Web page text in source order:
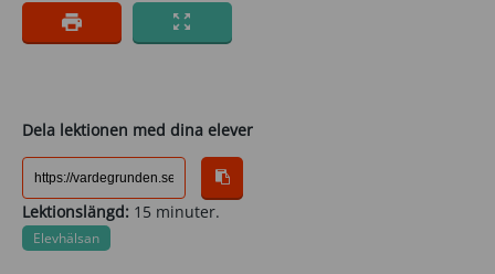
Elevhälsan
Lektionslängd: 15 minuter.
Dela lektionen med dina elever